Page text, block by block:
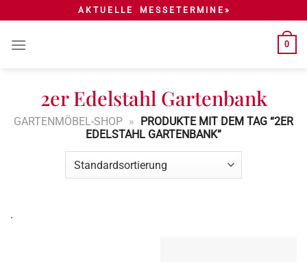
to
content
A K T U E L L E M E S S E T E R M I N E »
0
2er Edelstahl Gartenbank
GARTENMÖBEL-SHOP » PRODUKTE MIT DEM TAG “2ER
EDELSTAHL GARTENBANK”
.